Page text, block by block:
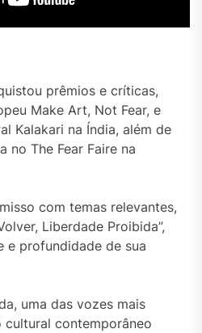
prêmios e críticas,
Make Art, Not Fear, e
Kalakari na Índia, além de
no The Fear Faire na
com temas relevantes,
Liberdade Proibida”,
e profundidade de sua
uma das vozes mais
contemporâneo